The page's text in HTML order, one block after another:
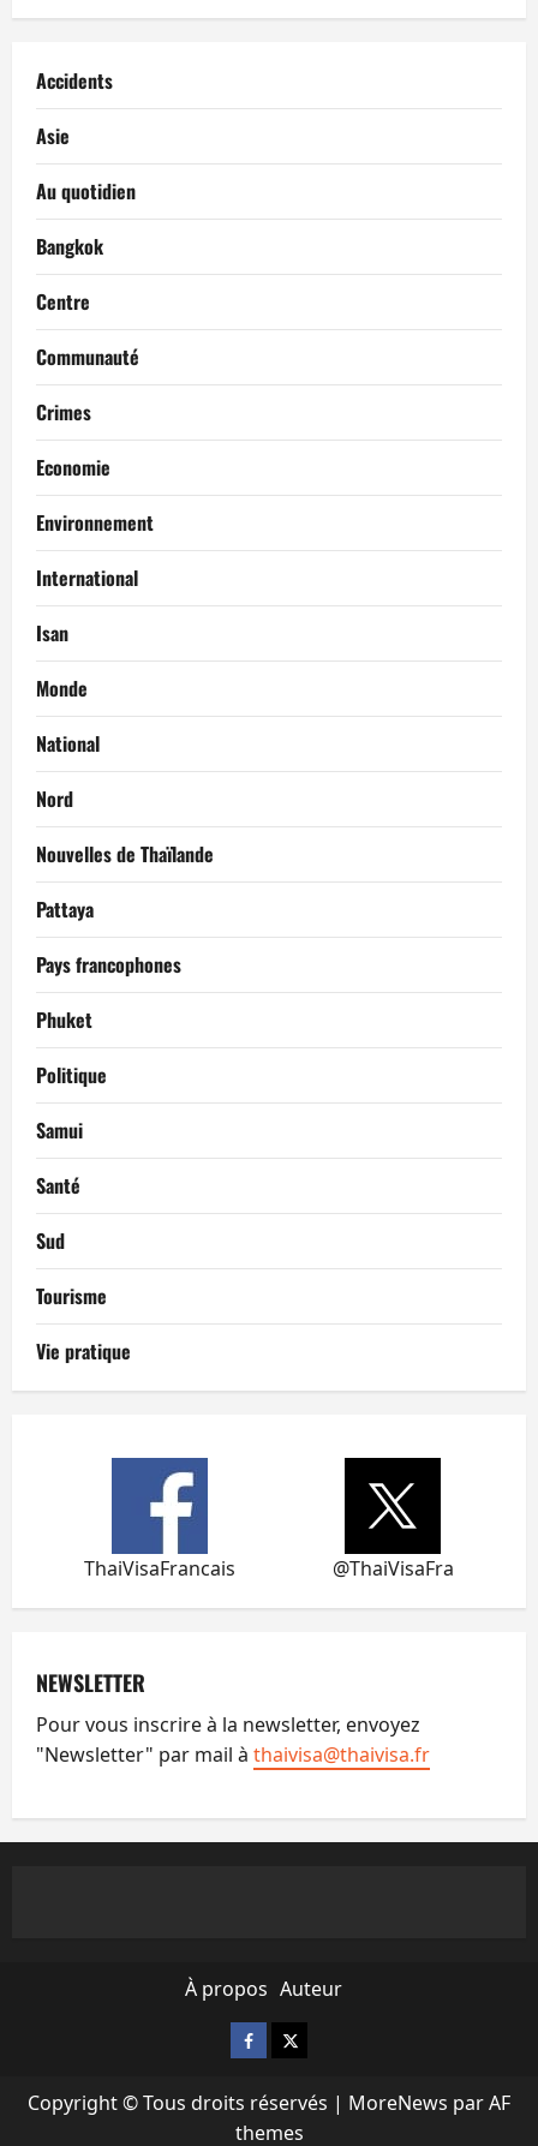
Accidents
Asie
Au quotidien
Bangkok
Centre
Communauté
Crimes
Economie
Environnement
International
Isan
Monde
National
Nord
Nouvelles de Thaïlande
Pattaya
Pays francophones
Phuket
Politique
Samui
Santé
Sud
Tourisme
Vie pratique
ThaiVisaFrancais @ThaiVisaFra
NEWSLETTER
Pour vous inscrire à la newsletter, envoyez
"Newsletter" par mail à thaivisa@thaivisa.fr
À propos Auteur
Facebook
X
Copyright © Tous droits réservés | MoreNews par AF
themes